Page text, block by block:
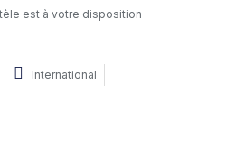
est à votre disposition
International